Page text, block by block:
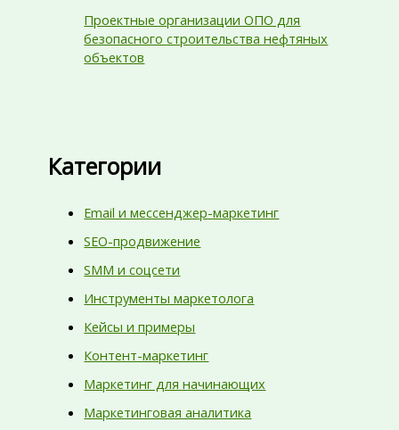
Проектные организации ОПО для
безопасного строительства нефтяных
объектов
Категории
Email и мессенджер-маркетинг
SEO-продвижение
SMM и соцсети
Инструменты маркетолога
Кейсы и примеры
Контент-маркетинг
Маркетинг для начинающих
Маркетинговая аналитика